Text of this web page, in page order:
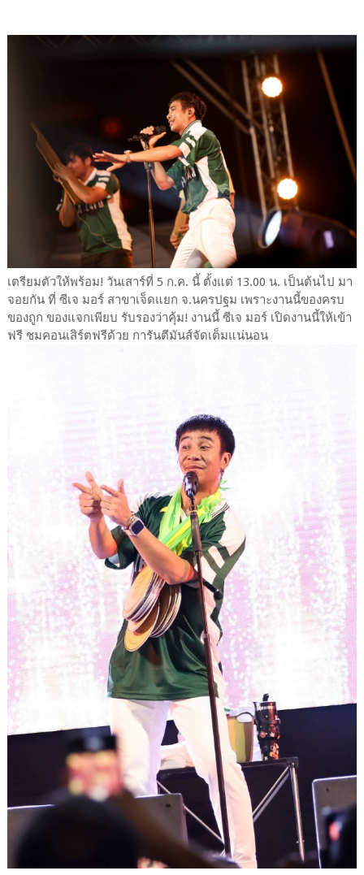
เตรียมตัวให้พร้อม! วันเสาร์ที่ 5 ก.ค. นี้ ตั้งแต่ 13.00 น. เป็นต้นไป มา
จอยกัน ที่ ซีเจ มอร์ สาขาเจ็ดแยก จ.นครปฐม เพราะงานนี้ของครบ
ของถูก ของแจกเพียบ รับรองว่าคุ้ม! งานนี้ ซีเจ มอร์ เปิดงานนี้ให้เข้า
ฟรี ชมคอนเสิร์ตฟรีด้วย การันตีมันส์จัดเต็มแน่นอน